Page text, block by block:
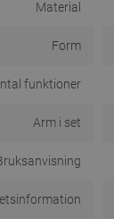
Material
Form
funktioner
Arm i set